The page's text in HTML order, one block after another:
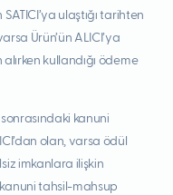
ulaştığı tarihten
Ürün’ün ALICI’ya
alırken kullandığı ödeme
sonrasındaki kanuni
olan, varsa ödül
imkanlara ilişkin
tahsil-mahsup